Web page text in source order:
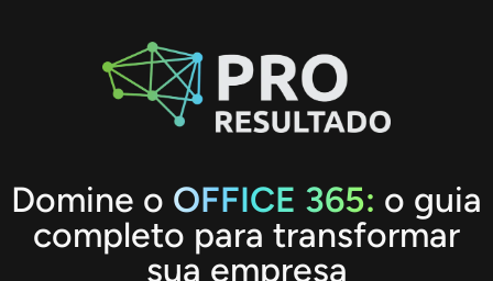
Domine o OFFICE 365: o guia
completo para transformar
sua empresa